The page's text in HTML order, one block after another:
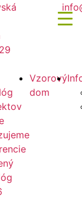
Vzorový
dom